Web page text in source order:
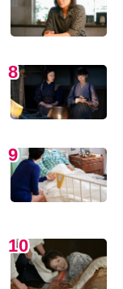
8
9
10